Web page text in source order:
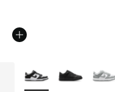
Plus de couleurs